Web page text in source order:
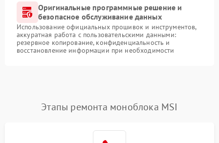
Оригинальные программные решение и
безопасное обслуживание данных
Использование официальных прошивок и инструментов,
аккуратная работа с пользовательскими данными:
резервное копирование, конфиденциальность и
восстановление информации при необходимости
Этапы ремонта моноблока MSI